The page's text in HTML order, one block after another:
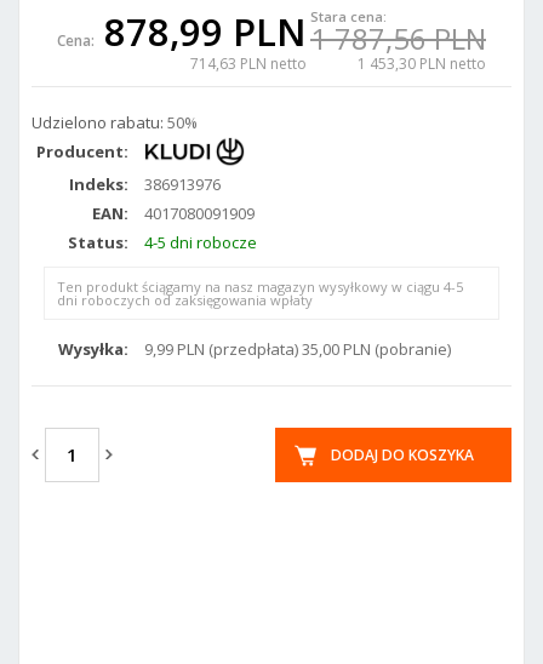
Cena: 878,99 PLN
714,63 PLN netto
Stara cena:
1 787,56 PLN
1 453,30 PLN netto
Udzielono rabatu: 50%
Producent:
Indeks:
386913976
EAN:
4017080091909
Status:
4-5 dni robocze
Ten produkt ściągamy na nasz magazyn wysyłkowy w ciągu 4-5
dni roboczych od zaksięgowania wpłaty
Wysyłka: 9,99 PLN (przedpłata) 35,00 PLN (pobranie)
DODAJ DO KOSZYKA